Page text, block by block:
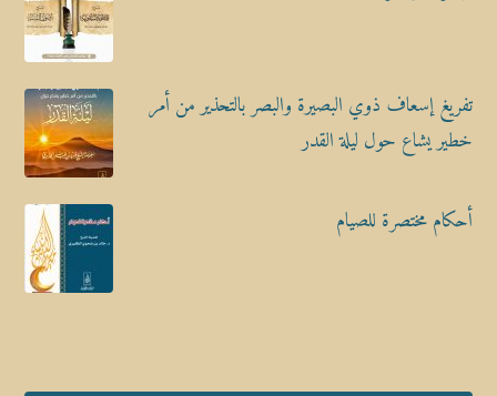
تفريغ إسعاف ذوي البصيرة والبصر بالتحذير من أمر
خطير يشاع حول ليلة القدر
أحكام مختصرة للصيام